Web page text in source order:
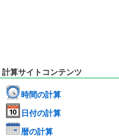
計算サイトコンテンツ
時間の計算
日付の計算
暦の計算